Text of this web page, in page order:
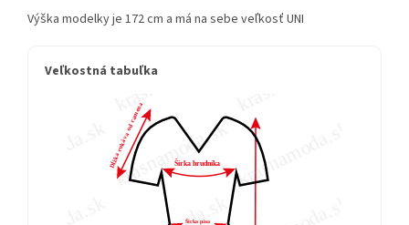
Výška modelky je 172 cm a má na sebe veľkosť UNI
Veľkostná tabuľka